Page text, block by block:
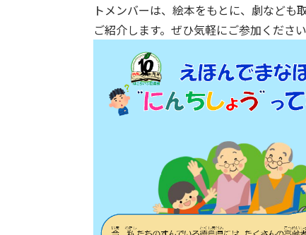
トメンバーは、絵本をもとに、劇など
ご紹介します。ぜひ気軽にご参加ください